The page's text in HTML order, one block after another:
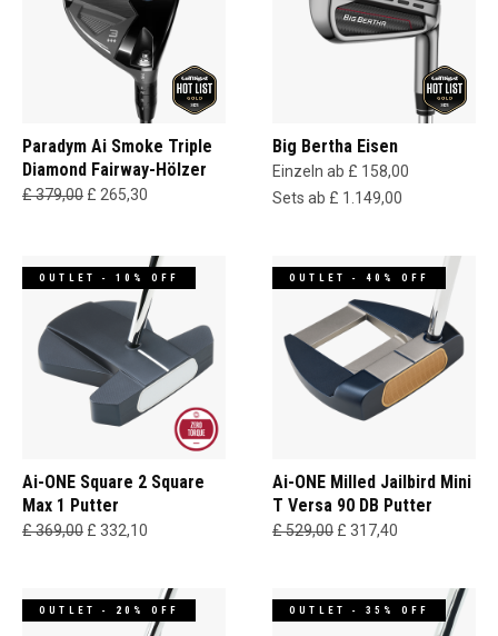
Paradym Ai Smoke Triple
Diamond Fairway-Hölzer
£ 379,00 £ 265,30
Big Bertha Eisen
Einzeln ab £ 158,00
Sets ab £ 1.149,00
OUTLET - 10% OFF
Ai-ONE Square 2 Square
Max 1 Putter
£ 369,00 £ 332,10
OUTLET - 40% OFF
Ai-ONE Milled Jailbird Mini
T Versa 90 DB Putter
£ 529,00 £ 317,40
OUTLET - 20% OFF OUTLET - 35% OFF